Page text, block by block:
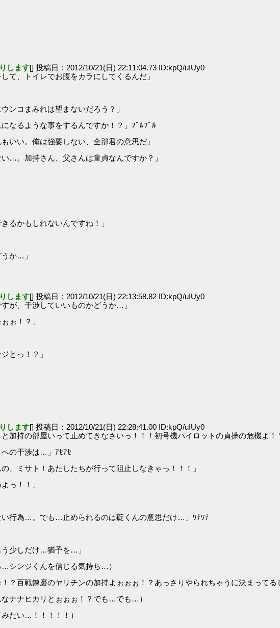
します[] 投稿日：2012/10/21(日) 22:11:04.73 ID:kpQ/uIUy0
て、トイレでお腹をカラにしてくるんだ」
ンコまみれは望まないだろう？」
なるような事をするんですか！？」ﾌﾞﾙﾌﾞﾙ
い。俺は強要しない、全部君の意思だ」
…。加持さん、父さんは童貞なんですか？」
るかもしれないんですね！」
か…」
します[] 投稿日：2012/10/21(日) 22:13:58.82 ID:kpQ/uIUy0
が、干渉していいものかどうか…」
ぉ！？」
とっ！？」
します[] 投稿日：2012/10/21(日) 22:28:41.00 ID:kpQ/uIUy0
加持の部屋いって止めてきなさいっ！！！初号機パイロットの貞操の危機よ！
への干渉は…」ｱｾｱｾ
、ミサト！あたしたちが行って阻止しなきゃっ！！！」
っ！！」
行為…。でも…止められるのは碇くんの意思だけ…」ﾜﾅﾜﾅ
少しだけ…猶予を…」
シンジくんを信じる気持ち…）
？百戦錬磨のヤリチンの加持よぉぉぉ！？あっさりやられちゃうに決まって
ナナヒカリとぉぉぉ！？でも…でも…）
たい…！！！！！）